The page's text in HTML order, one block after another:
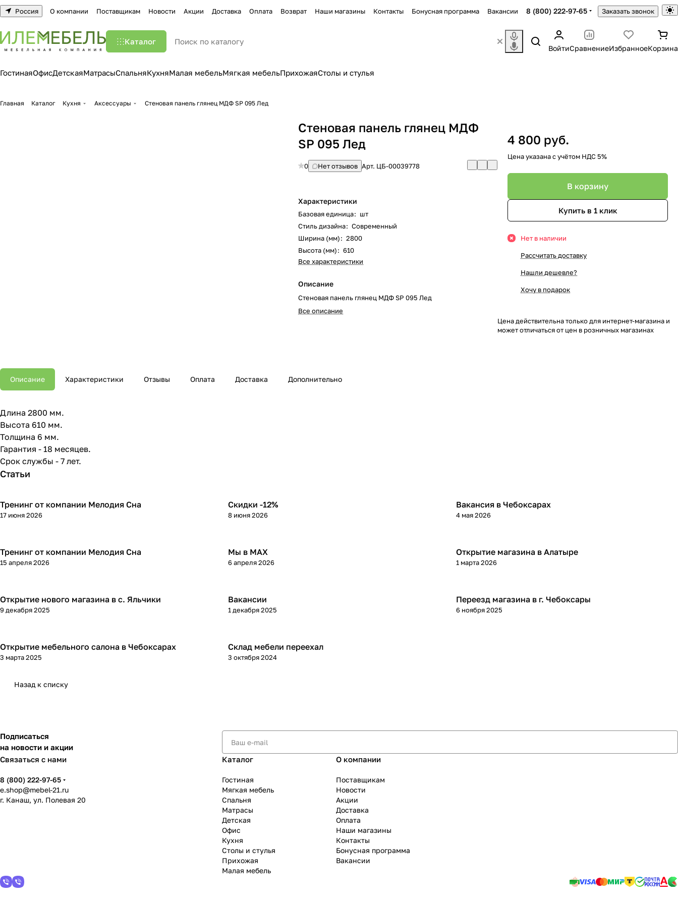
Россия О компании Поставщикам Новости Акции Доставка Оплата Возврат Наши магазины Контакты Бонусная программа Вакансии 8 (800) 222-97-65 Заказать звонок
Каталог
ВойтиСравнениеИзбранноеКорзина
ГостинаяОфисДетскаяМатрасыСпальняКухняМалая мебельМягкая мебельПрихожаяСтолы и стулья
Главная Каталог Кухня Аксессуары Стеновая панель глянец МДФ SP 095 Лед
Стеновая панель глянец МДФ
SP 095 Лед
0 Нет отзывов Арт. ЦБ-00039778
Характеристики
Базовая единица: шт
Стиль дизайна: Современный
Ширина (мм): 2800
Высота (мм): 610
Все характеристики
Описание
Стеновая панель глянец МДФ SP 095 Лед
Все описание
4 800 руб.
Цена указана с учётом НДС 5%
В корзину
Купить в 1 клик
Нет в наличии
Рассчитать доставку
Нашли дешевле?
Хочу в подарок
Цена действительна только для интернет-магазина и
может отличаться от цен в розничных магазинах
Описание Характеристики Отзывы Оплата Доставка Дополнительно
Длина 2800 мм.
Высота 610 мм.
Толщина 6 мм.
Гарантия - 18 месяцев.
Срок службы - 7 лет.
Статьи
Тренинг от компании Мелодия Сна
17 июня 2026
Скидки -12%
8 июня 2026
Вакансия в Чебоксарах
4 мая 2026
Тренинг от компании Мелодия Сна
15 апреля 2026
Мы в МАХ
6 апреля 2026
Открытие магазина в Алатыре
1 марта 2026
Открытие нового магазина в с. Яльчики
9 декабря 2025
Вакансии
1 декабря 2025
Переезд магазина в г. Чебоксары
6 ноября 2025
Открытие мебельного салона в Чебоксарах
3 марта 2025
Склад мебели переехал
3 октября 2024
Назад к списку
Подписаться
на новости и акции
Связаться с нами
8 (800) 222-97-65
e.shop@mebel-21.ru
г. Канаш, ул. Полевая 20
Каталог
Гостиная
Мягкая мебель
Спальня
Матрасы
Детская
Офис
Кухня
Столы и стулья
Прихожая
Малая мебель
О компании
Поставщикам
Новости
Акции
Доставка
Оплата
Наши магазины
Контакты
Бонусная программа
Вакансии